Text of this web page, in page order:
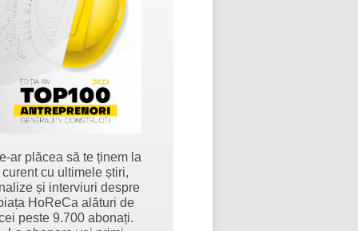
ar plăcea să te ținem la
curent cu ultimele știri,
și interviuri despre
HoReCa alături de
peste 9.700 abonați.